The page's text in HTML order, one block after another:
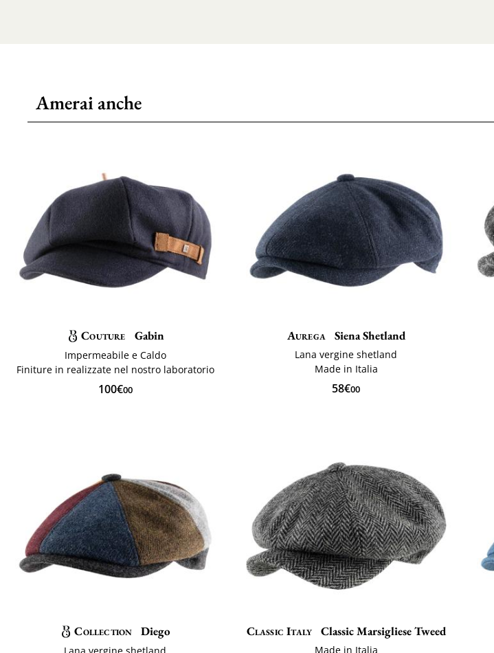
Amerai anche
Couture Gabin
Impermeabile e Caldo
Finiture in realizzate nel nostro laboratorio
100€00
Aurega Siena Shetland
Lana vergine shetland
Made in Italia
58€00
Collection Diego Classic Italy Classic Marsigliese Tweed
Made in Italia